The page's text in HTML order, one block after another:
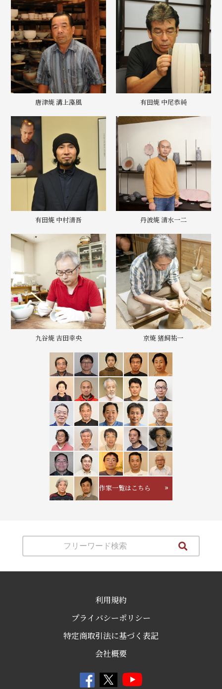
唐津焼 溝上藻風 有田焼 中尾恭純
有田焼 中村清吾 丹波焼 清水一二
九谷焼 吉田幸央 京焼 猪飼祐一
作家一覧はこちら
利用規約
プライバシーポリシー
特定商取引法に基づく表記
会社概要